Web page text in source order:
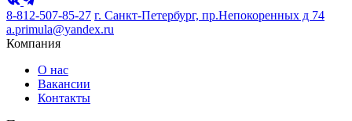
8-812-507-85-27 г. Санкт-Петербург, пр.Непокоренных д 74
a.primula@yandex.ru
Компания
О нас
Вакансии
Контакты